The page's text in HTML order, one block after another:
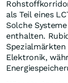
K9-Pegmatit mit